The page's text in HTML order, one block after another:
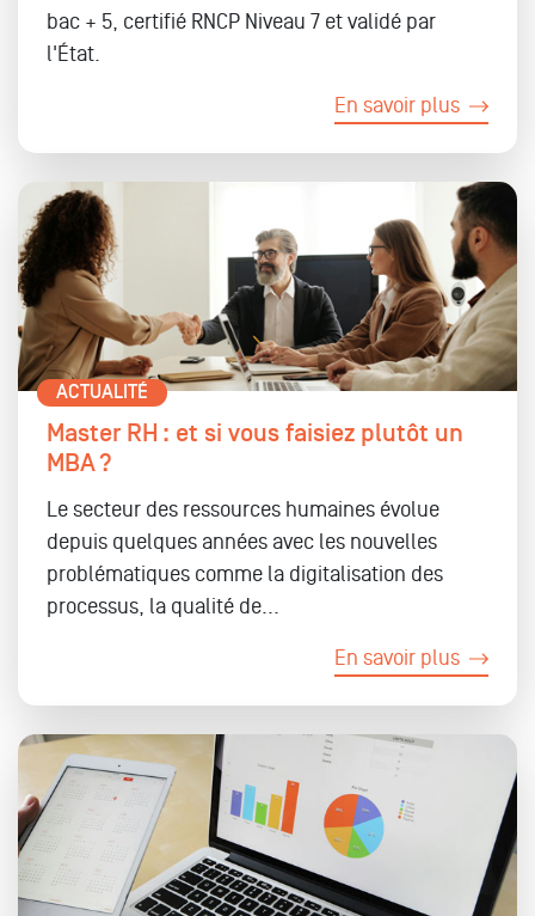
bac + 5, certifié RNCP Niveau 7 et validé par
l'État.
En savoir plus
ACTUALITÉ
Master RH : et si vous faisiez plutôt un
MBA ?
Le secteur des ressources humaines évolue
depuis quelques années avec les nouvelles
problématiques comme la digitalisation des
processus, la qualité de...
En savoir plus